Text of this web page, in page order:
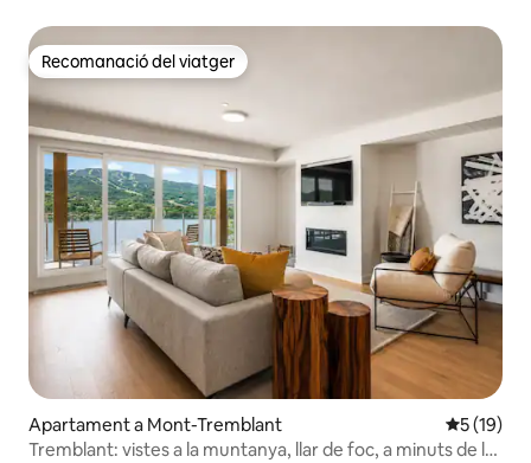
Recomanació del viatger
Recomanació del viatger
Apartament a Mont-Tremblant 5 de
5 (19)
Tremblant: vistes a la muntanya, llar de foc, a minuts de la